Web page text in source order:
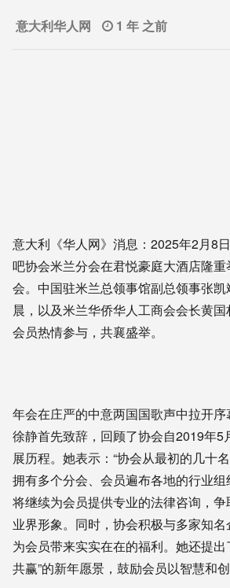
意大利华人网 1 年 之前
意大利《华人网》消息：2025年2月8
吧协会米兰分会在君悦豪庭大酒店隆
会。中国驻米兰总领事馆副总领事张
晨，以及米兰华侨华人工商会会长黄
会员热情参与，共襄盛举。
年会在庄严的中意两国国歌声中拉开
徐静首先致辞，回顾了协会自2019年5
展历程。她表示：“协会从最初的几十
拥有多个分会、会员遍布各地的行业组
将继续为会员提供专业的法律咨询，
业界形象。同时，协会积极与多家知名
为会员带来实实在在的福利。她还提出
共赢”的新年愿景，鼓励会员以智慧和